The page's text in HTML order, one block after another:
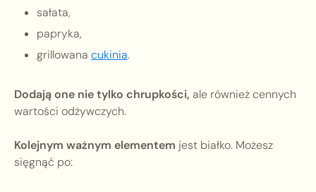
sałata,
papryka,
grillowana cukinia.
Dodają one nie tylko chrupkości, ale również cennych
wartości odżywczych.
Kolejnym ważnym elementem jest białko. Możesz
sięgnąć po: